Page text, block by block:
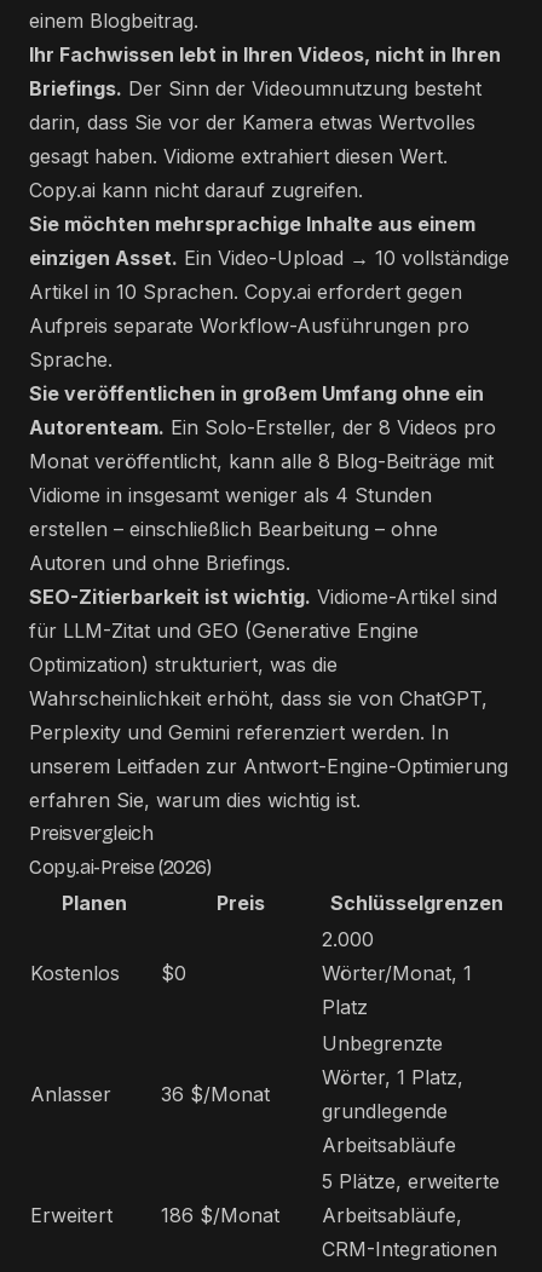
einem Blogbeitrag.
Ihr Fachwissen lebt in Ihren Videos, nicht in Ihren
Briefings. Der Sinn der Videoumnutzung besteht
darin, dass Sie vor der Kamera etwas Wertvolles
gesagt haben. Vidiome extrahiert diesen Wert.
Copy.ai kann nicht darauf zugreifen.
Sie möchten mehrsprachige Inhalte aus einem
einzigen Asset. Ein Video-Upload → 10 vollständige
Artikel in 10 Sprachen. Copy.ai erfordert gegen
Aufpreis separate Workflow-Ausführungen pro
Sprache.
Sie veröffentlichen in großem Umfang ohne ein
Autorenteam. Ein Solo-Ersteller, der 8 Videos pro
Monat veröffentlicht, kann alle 8 Blog-Beiträge mit
Vidiome in insgesamt weniger als 4 Stunden
erstellen – einschließlich Bearbeitung – ohne
Autoren und ohne Briefings.
SEO-Zitierbarkeit ist wichtig. Vidiome-Artikel sind
für LLM-Zitat und GEO (Generative Engine
Optimization) strukturiert, was die
Wahrscheinlichkeit erhöht, dass sie von ChatGPT,
Perplexity und Gemini referenziert werden. In
unserem Leitfaden zur Antwort-Engine-Optimierung
erfahren Sie, warum dies wichtig ist.
Preisvergleich
Copy.ai-Preise (2026)
Planen Preis Schlüsselgrenzen
Kostenlos $0
2.000
Wörter/Monat, 1
Platz
Anlasser 36 $/Monat
Unbegrenzte
Wörter, 1 Platz,
grundlegende
Arbeitsabläufe
Erweitert 186 $/Monat
5 Plätze, erweiterte
Arbeitsabläufe,
CRM-Integrationen